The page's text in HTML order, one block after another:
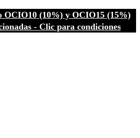
OCIO10 (10%) y OCIO15 (15%)
- Clic para condiciones